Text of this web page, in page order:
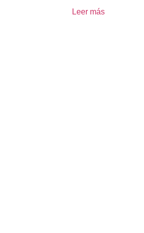
Leer más